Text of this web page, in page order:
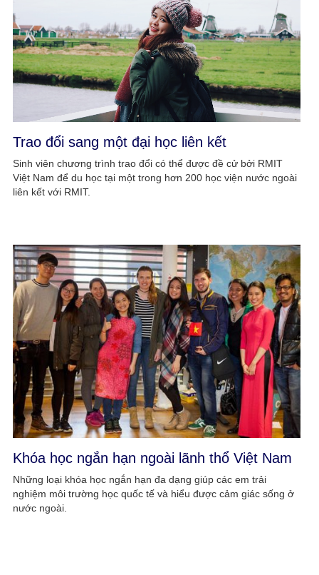
Trao đổi sang một đại học liên kết
Sinh viên chương trình trao đổi có thể được đề cử bởi RMIT
Việt Nam để du học tại một trong hơn 200 học viện nước ngoài
liên kết với RMIT.
Khóa học ngắn hạn ngoài lãnh thổ Việt Nam
Những loại khóa học ngắn hạn đa dạng giúp các em trải
nghiệm môi trường học quốc tế và hiểu được cảm giác sống ở
nước ngoài.